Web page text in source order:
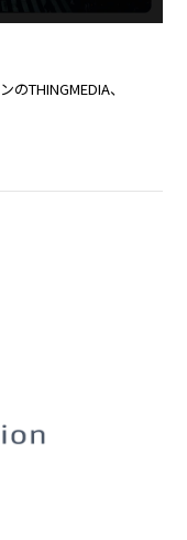
THINGMEDIA、